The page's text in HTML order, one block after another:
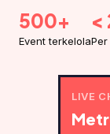
500+
Event terkelola
<
LIVE